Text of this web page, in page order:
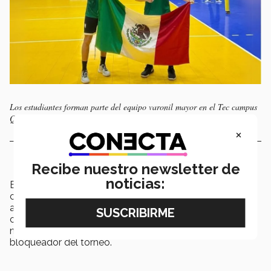
Los estudiantes forman parte del equipo varonil mayor en el Tec campus
Querétaro. Foto: Diego Ruiz y Alexis Alvarado.
El rendimiento del equipo en la competencia fue
constante, ganandocinco de sus seispartidos,
además la selección mexicana también fue distinguida
con varios trofeos individuales, entre los que destaca el
nombramiento de Diego como segundo mejor
bloqueador del torneo.
×
Recibe nuestro newsletter de
noticias: